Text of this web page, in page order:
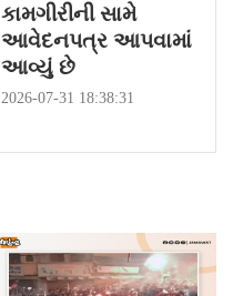
કામગીરીની સામે
આવેદનપત્ર આપવામાં
આવ્યું છે
2026-07-31 18:38:31